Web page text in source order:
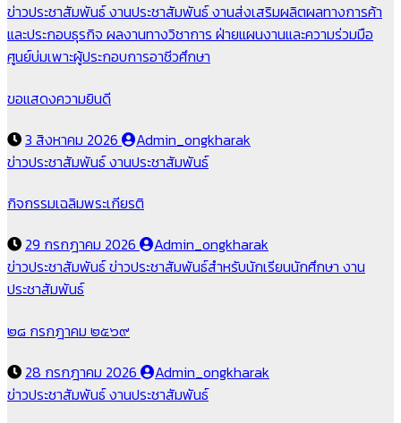
ข่าวประชาสัมพันธ์งานประชาสัมพันธ์งานส่งเสริมผลิตผลทางการค้า
และประกอบธุรกิจ ผลงานทางวิชาการ ฝ่ายแผนงานและความร่วมมือ
ศูนย์บ่มเพาะผู้ประกอบการอาชีวศึกษา
ขอแสดงความยินดี
3 สิงหาคม 2026
Admin_ongkharak
ข่าวประชาสัมพันธ์งานประชาสัมพันธ์
กิจกรรมเฉลิมพระเกียรติ
29 กรกฎาคม 2026
Admin_ongkharak
ข่าวประชาสัมพันธ์ข่าวประชาสัมพันธ์สำหรับนักเรียนนักศึกษา งาน
ประชาสัมพันธ์
๒๘ กรกฎาคม ๒๕๖๙
28 กรกฎาคม 2026
Admin_ongkharak
ข่าวประชาสัมพันธ์งานประชาสัมพันธ์